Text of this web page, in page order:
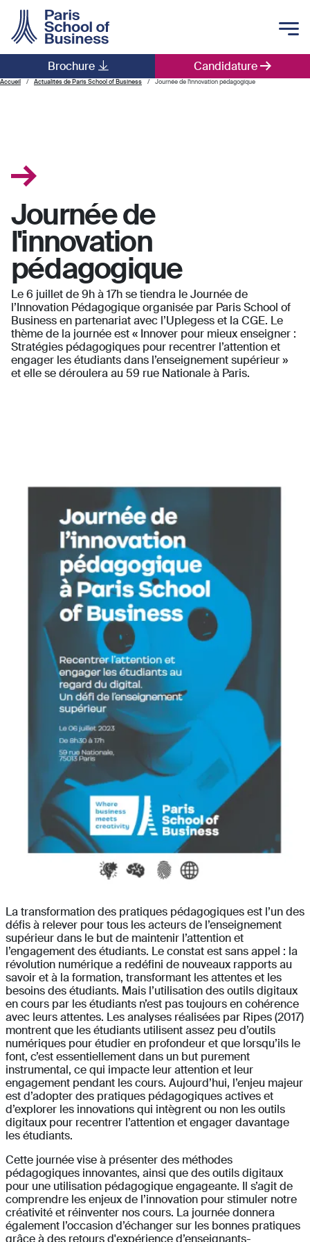
Candidature
Brochure
Main navigation
Accueil Actualités de Paris School of Business Journée de l'innovation pédagogique
Journée de
l'innovation
pédagogique
Le 6 juillet de 9h à 17h se tiendra le Journée de
l’Innovation Pédagogique organisée par Paris School of
Business en partenariat avec l’Uplegess et la CGE. Le
thème de la journée est « Innover pour mieux enseigner :
Stratégies pédagogiques pour recentrer l’attention et
engager les étudiants dans l’enseignement supérieur »
et elle se déroulera au 59 rue Nationale à Paris.
La transformation des pratiques pédagogiques est l’un des
défis à relever pour tous les acteurs de l’enseignement
supérieur dans le but de maintenir l’attention et
l’engagement des étudiants. Le constat est sans appel : la
révolution numérique a redéfini de nouveaux rapports au
savoir et à la formation, transformant les attentes et les
besoins des étudiants. Mais l’utilisation des outils digitaux
en cours par les étudiants n’est pas toujours en cohérence
avec leurs attentes. Les analyses réalisées par Ripes (2017)
montrent que les étudiants utilisent assez peu d’outils
numériques pour étudier en profondeur et que lorsqu’ils le
font, c’est essentiellement dans un but purement
instrumental, ce qui impacte leur attention et leur
engagement pendant les cours. Aujourd’hui, l’enjeu majeur
est d’adopter des pratiques pédagogiques actives et
d’explorer les innovations qui intègrent ou non les outils
digitaux pour recentrer l’attention et engager davantage
les étudiants.
Cette journée vise à présenter des méthodes
pédagogiques innovantes, ainsi que des outils digitaux
pour une utilisation pédagogique engageante. Il s’agit de
comprendre les enjeux de l’innovation pour stimuler notre
créativité et réinventer nos cours. La journée donnera
également l’occasion d’échanger sur les bonnes pratiques